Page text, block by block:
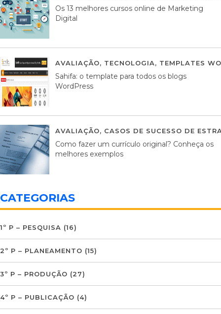
Os 13 melhores cursos online de Marketing
Digital
AVALIAÇÃO, TECNOLOGIA, TEMPLATES
Sahifa: o template para todos os blogs
WordPress
AVALIAÇÃO, CASOS DE SUCESSO DE
Como fazer um currículo original? Conheça os
melhores exemplos
CATEGORIAS
1º P – PESQUISA (16)
2º P – PLANEAMENTO (15)
3º P – PRODUÇÃO (27)
4º P – PUBLICAÇÃO (4)